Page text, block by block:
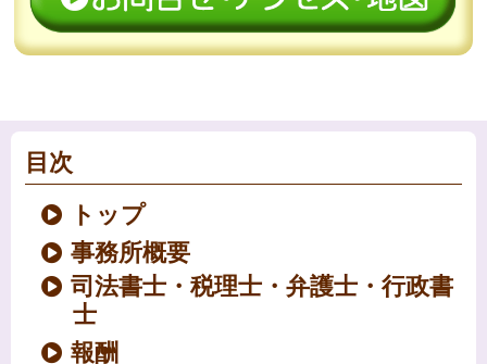
目次
トップ
事務所概要
司法書士・税理士・弁護士・行政書
士
報酬